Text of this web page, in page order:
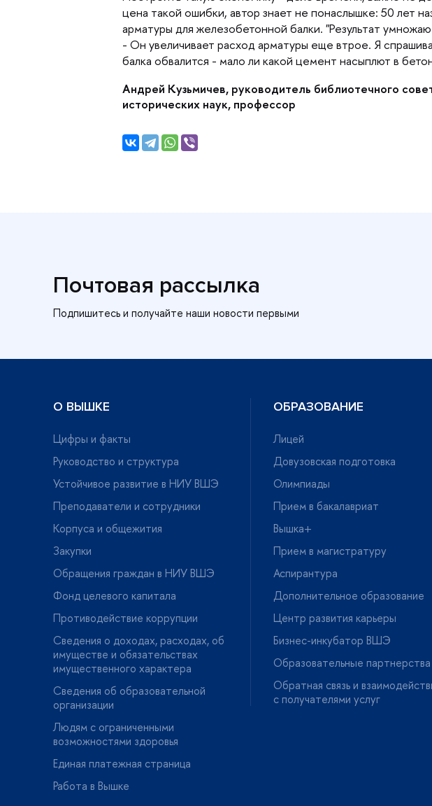
цена такой ошибки, автор знает не понаслышке: 50 лет
арматуры для железобетонной балки. "Результат
- Он увеличивает расход арматуры еще втрое. Я
алка обвалится - мало ли какой цемент насыплют в
Андрей Кузьмичев, руководитель библиотечного
исторических наук, профессор
Почтовая рассылка
О ВЫШКЕ
Цифры и факты
Руководство и структура
Устойчивое развитие в НИУ ВШЭ
Преподаватели и сотрудники
Корпуса и общежития
Закупки
Обращения граждан в НИУ ВШЭ
Фонд целевого капитала
Противодействие коррупции
Сведения о доходах, расходах, о
имуществе и обязательствах
имущественного характера
Сведения об образовательной
организации
Людям с ограниченными
озможностями здоровья
Единая платежная страница
Работа в Вышке
ОБРАЗОВАНИЕ
Лицей
Довузовская подготовка
Олимпиады
Прием в бакалавриат
ышка+
Прием в магистратуру
Аспирантура
Дополнительное образование
Центр развития карьеры
Бизнес-инкубатор ВШЭ
Образовательные партнерства
Обратная связь и
с получателями услу